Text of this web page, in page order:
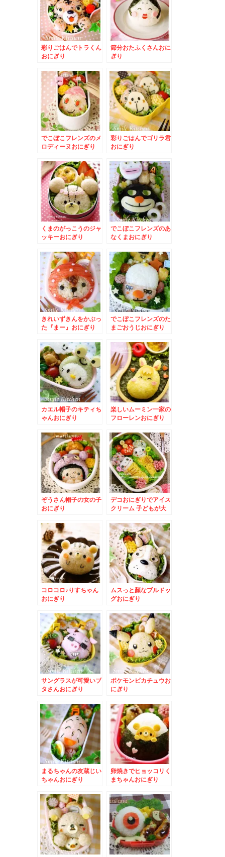
彩りごはんでトラくん
おにぎり
節分おたふくさんおに
ぎり
でこぼこフレンズのメ
ロディーヌおにぎり
彩りごはんでゴリラ君
おにぎり
くまのがっこうのジャ
ッキーおにぎり
でこぼこフレンズのあ
なくまおにぎり
きれいずきんをかぶっ
た『まー』おにぎり
でこぼこフレンズのた
まごおうじおにぎり
カエル帽子のキティち
ゃんおにぎり
楽しいムーミン一家の
フローレンおにぎり
ぞうさん帽子の女の子
おにぎり
デコおにぎりでアイス
クリーム 子どもが大
コロコロ♪りすちゃん
おにぎり
ムスっと顏なブルドッ
グおにぎり
サングラスが可愛いブ
タさんおにぎり
ポケモンピカチュウお
にぎり
まるちゃんの友蔵じい
ちゃんおにぎり
卵焼きでヒョッコリく
まちゃんおにぎり